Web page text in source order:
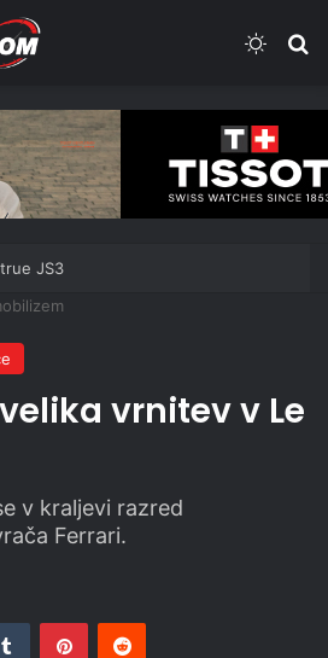
JS3
vrnitev v Le
v kraljevi razred
Ferrari.
Tumblr PinterestReddit